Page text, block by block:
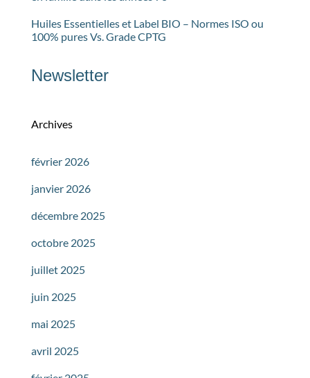
Huiles Essentielles et Label BIO – Normes ISO ou
100% pures Vs. Grade CPTG
Newsletter
Archives
février 2026
janvier 2026
décembre 2025
octobre 2025
juillet 2025
juin 2025
mai 2025
avril 2025